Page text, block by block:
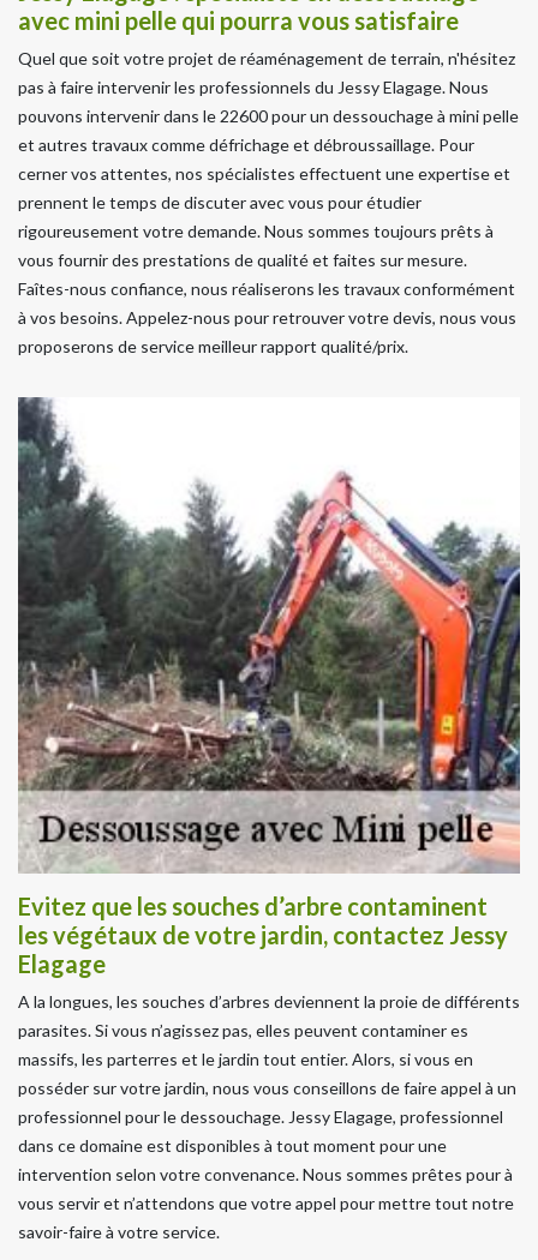
avec mini pelle qui pourra vous satisfaire
Quel que soit votre projet de réaménagement de terrain, n'hésitez
pas à faire intervenir les professionnels du Jessy Elagage. Nous
pouvons intervenir dans le 22600 pour un dessouchage à mini pelle
et autres travaux comme défrichage et débroussaillage. Pour
cerner vos attentes, nos spécialistes effectuent une expertise et
prennent le temps de discuter avec vous pour étudier
rigoureusement votre demande. Nous sommes toujours prêts à
vous fournir des prestations de qualité et faites sur mesure.
Faîtes-nous confiance, nous réaliserons les travaux conformément
à vos besoins. Appelez-nous pour retrouver votre devis, nous vous
proposerons de service meilleur rapport qualité/prix.
Evitez que les souches d’arbre contaminent
les végétaux de votre jardin, contactez Jessy
Elagage
A la longues, les souches d’arbres deviennent la proie de différents
parasites. Si vous n’agissez pas, elles peuvent contaminer es
massifs, les parterres et le jardin tout entier. Alors, si vous en
posséder sur votre jardin, nous vous conseillons de faire appel à un
professionnel pour le dessouchage. Jessy Elagage, professionnel
dans ce domaine est disponibles à tout moment pour une
intervention selon votre convenance. Nous sommes prêtes pour à
vous servir et n’attendons que votre appel pour mettre tout notre
savoir-faire à votre service.